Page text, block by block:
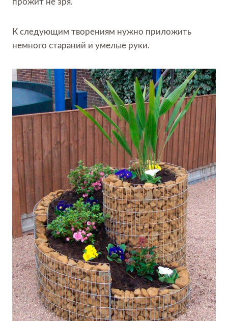
прожит не зря.
К следующим творениям нужно приложить
немного стараний и умелые руки.